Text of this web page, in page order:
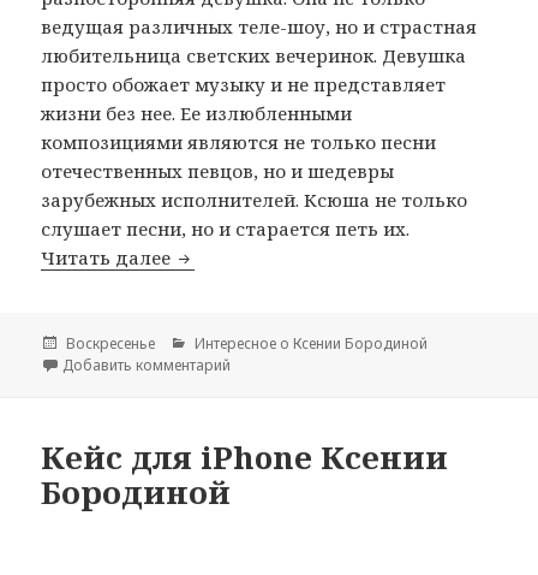
ведущая различных теле-шоу, но и страстная
любительница светских вечеринок. Девушка
просто обожает музыку и не представляет
жизни без нее. Ее излюбленными
композициями являются не только песни
отечественных певцов, но и шедевры
зарубежных исполнителей. Ксюша не только
слушает песни, но и старается петь их.
Читать далее Любимые песни и исполнители
Опубликовано
Воскресенье Рубрики
Интересное о Ксении Бородиной
Добавить комментарий
Кейс для iPhone Ксении
Бородиной